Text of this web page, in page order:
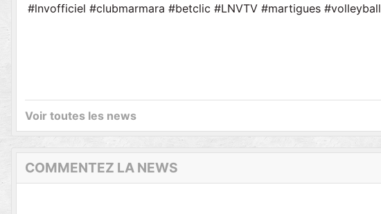
#lnvofficiel #clubmarmara #betclic #LNVTV #martigues #volleyball
Voir toutes les news
COMMENTEZ LA NEWS